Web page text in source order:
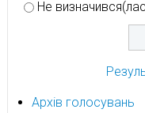
Не
Архів голосувань